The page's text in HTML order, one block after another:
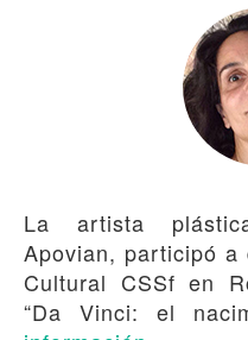
La artista
Apovian, participó
Cultural CSSf en
“Da Vinci: el